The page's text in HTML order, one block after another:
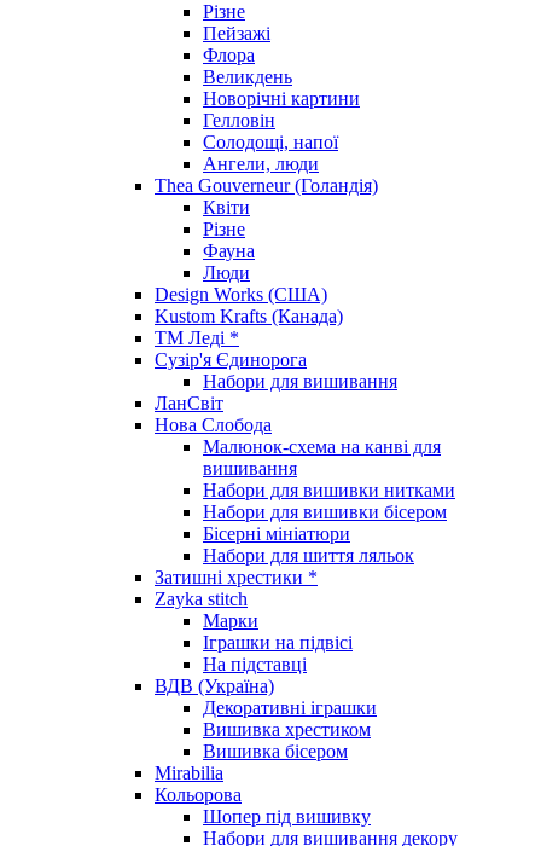
Різне
Пейзажі
Флора
Великдень
Новорічні картини
Гелловін
Солодощі, напої
Ангели, люди
Thea Gouverneur (Голандія)
Квіти
Різне
Фауна
Люди
Design Works (США)
Kustom Krafts (Канада)
ТМ Леді *
Сузір'я Єдинорога
Набори для вишивання
ЛанСвіт
Нова Слобода
Малюнок-схема на канві для
вишивання
Набори для вишивки нитками
Набори для вишивки бісером
Бісерні мініатюри
Набори для шиття ляльок
Затишні хрестики *
Zayka stitch
Марки
Іграшки на підвісі
На підставці
ВДВ (Україна)
Декоративні іграшки
Вишивка хрестиком
Вишивка бісером
Mirabilia
Кольорова
Шопер під вишивку
Набори для вишивання декору